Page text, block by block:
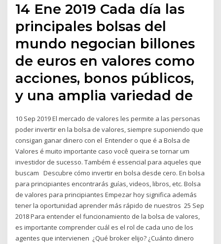
14 Ene 2019 Cada día las
principales bolsas del
mundo negocian billones
de euros en valores como
acciones, bonos públicos,
y una amplia variedad de
10 Sep 2019 El mercado de valores les permite a las personas
poder invertir en la bolsa de valores, siempre suponiendo que
consigan ganar dinero con el Entender o que é a Bolsa de
Valores é muito importante caso você queira se tornar um
investidor de sucesso. Também é essencial para aqueles que
buscam Descubre cómo invertir en bolsa desde cero. En bolsa
para principiantes encontrarás guías, videos, libros, etc. Bolsa
de valores para principiantes Empezar hoy significa además
tener la oportunidad aprender más rápido de nuestros 25 Sep
2018 Para entender el funcionamiento de la bolsa de valores,
es importante comprender cuál es el rol de cada uno de los
agentes que intervienen ¿Qué broker elijo? ¿Cuánto dinero